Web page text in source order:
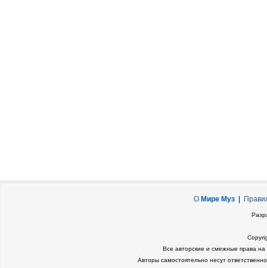
О Мире Муз|
Все авторские и смежные права
Авторы самостоятельно несут